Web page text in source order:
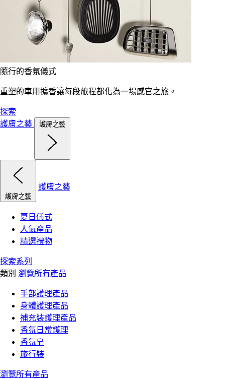
隨行的香氛儀式
重塑的車用擴香讓每段旅程都化為一場感官之旅。
探索
護膚之藝
護膚之藝
護膚之藝
護膚之藝
夏日儀式
人氣產品
精選禮物
探索系列
類別 瀏覽所有產品
手部護理產品
身體護理產品
補充裝護理產品
香氛日常護理
香氛皂
旅行裝
瀏覽所有產品